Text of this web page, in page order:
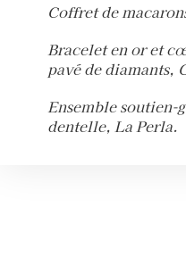
Coffret de
Bracelet en or et
pavé de diamants,
Ensemble soutien-
dentelle, La Perla.